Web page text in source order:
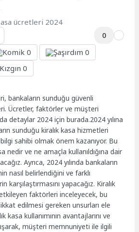
0
0
0
0
bankaların sunduğu güvenli
Ücretler, faktörler ve müşteri
detaylar 2024 için burada.2024 yılına
sunduğu kiralık kasa hizmetleri
sahibi olmak önem kazanıyor. Bu
nedir ve ne amaçla kullanıldığına dair
Ayrıca, 2024 yılında bankaların
nasıl belirlendiğini ve farklı
karşılaştırmasını yapacağız. Kiralık
faktörleri inceleyecek, bu
edilmesi gereken unsurları ele
kasa kullanımının avantajlarını ve
müşteri memnuniyeti ile ilgili